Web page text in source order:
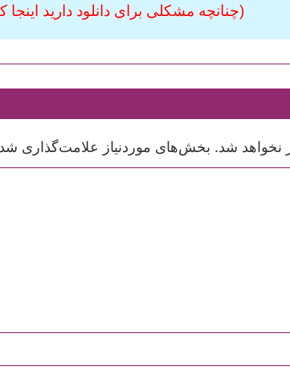
(چنانچه مشکلی برای دانلود دارید اینجا
نخواهد شد. بخش‌های موردنیاز علامت‌گذاری